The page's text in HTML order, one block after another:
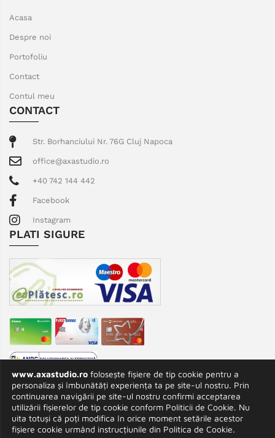
Acasa
Despre noi
Portofoliu
Contact
Contul meu
CONTACT
Str. Borhanciului Nr. 76G Cluj Napoca
office@axastudio.ro
+40 742 144 442
Facebook
Instagram
PLATI SIGURE
www.axastudio.ro foloseşte fişiere de tip cookie pentru a
personaliza și îmbunătăți experiența ta pe site-ul nostru. Prin
continuarea navigării pe site-ul nostru confirmi acceptarea
utilizării fişierelor de tip cookie conform Politicii de Cookie. Nu
uita totuși că poți modifica în orice moment setările acestor
fişiere cookie urmând instrucțiunile din Politica de Cookie.